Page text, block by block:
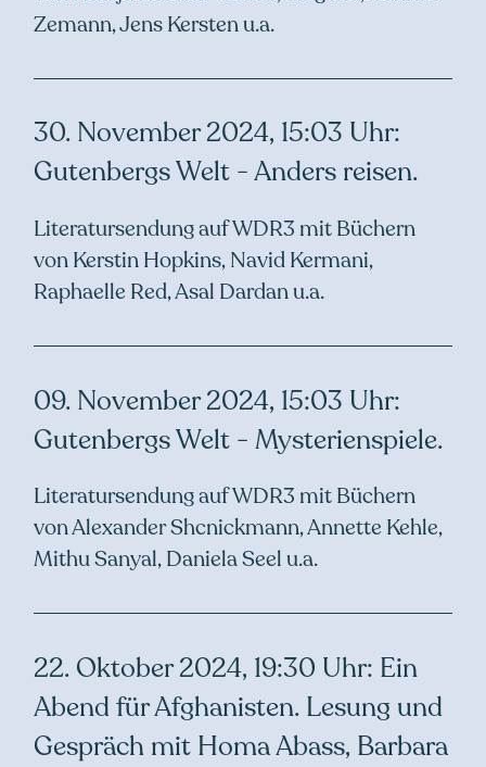
Zemann, Jens Kersten u.a.
30. November 2024, 15:03 Uhr:
Gutenbergs Welt - Anders reisen.
Literatursendung auf WDR3 mit Büchern
von Kerstin Hopkins, Navid Kermani,
Raphaelle Red, Asal Dardan u.a.
09. November 2024, 15:03 Uhr:
Gutenbergs Welt - Mysterienspiele.
Literatursendung auf WDR3 mit Büchern
von Alexander Shcnickmann, Annette Kehle,
Mithu Sanyal, Daniela Seel u.a.
22. Oktober 2024, 19:30 Uhr: Ein
Abend für Afghanisten. Lesung und
Gespräch mit Homa Abass, Barbara